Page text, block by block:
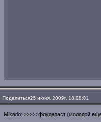
Поделиться25 июня, 2009г. 18:08:01
Mikado:<<<<< флудераст (молодой